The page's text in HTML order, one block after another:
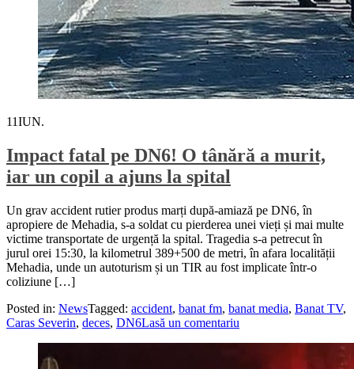
11IUN.
Impact fatal pe DN6! O tânără a murit,
iar un copil a ajuns la spital
Un grav accident rutier produs marți după-amiază pe DN6, în
apropiere de Mehadia, s-a soldat cu pierderea unei vieți și mai multe
victime transportate de urgență la spital. Tragedia s-a petrecut în
jurul orei 15:30, la kilometrul 389+500 de metri, în afara localității
Mehadia, unde un autoturism și un TIR au fost implicate într-o
coliziune […]
Posted in: NewsTagged: accident, banat fm, banat media, Banat TV,
Caras Severin, deces, DN6Lasă un comentariu